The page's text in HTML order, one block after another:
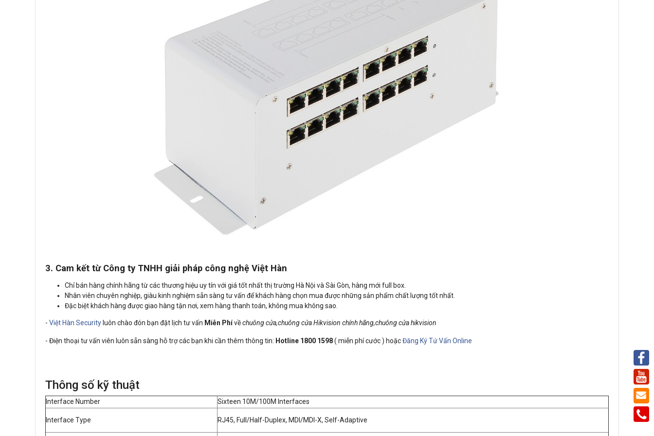
3. Cam kết từ Công ty TNHH giải pháp công nghệ Việt Hàn
Chỉ bán hàng chính hãng từ các thương hiệu uy tín với giá tốt nhất thị trường Hà Nội và Sài Gòn, hàng mới full box.
Nhân viên chuyên nghiệp, giàu kinh nghiệm sẵn sàng tư vấn để khách hàng chọn mua được những sản phẩm chất lượng tốt nhất.
Đặc biệt khách hàng được giao hàng tận nơi, xem hàng thanh toán, không mua không sao.
- Việt Hàn Security luôn chào đón bạn đặt lịch tư vấn Miễn Phívềchuông cửa,chuông cửa Hikvision chính hãng,chuông cửa hikvision
- Điện thoại tư vấn viên luôn sẵn sàng hỗ trợ các bạn khi cần thêm thông tin: Hotline 1800 1598( miễn phí cước ) hoặcĐăng Ký Tứ Vấn Online
Thông số kỹ thuật
Interface Number Sixteen 10M/100M Interfaces
Interface Type RJ45, Full/Half-Duplex, MDI/MDI-X, Self-Adaptive